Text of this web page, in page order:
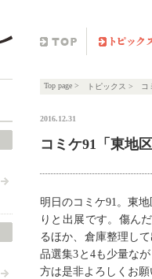
Top page > トピックス > コ
2016.12.31
コミケ91「東地
明日のコミケ91。東
りと出展です。傷ん
るほか、倉庫整理し
品選集3と4も少量な
方は是非よろしくお